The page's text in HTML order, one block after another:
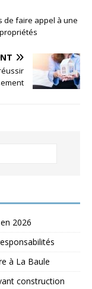
de faire appel à une
2026
à La Baule
construction